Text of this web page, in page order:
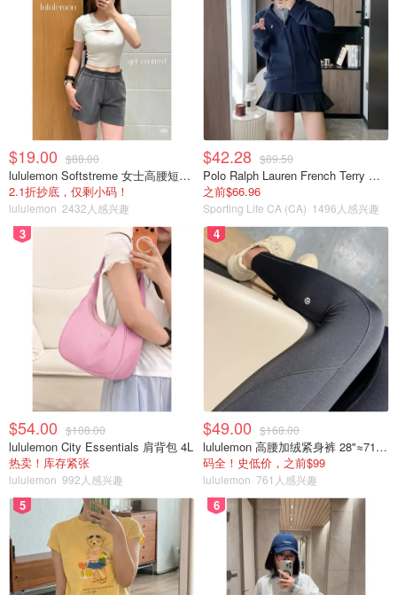
入“多伦多华人报税”微信群交流。最关心哪项变化？欢迎留
言你的报税计划！
narcity.com
加拿大SimpleFile免费报税服务攻略 -
申报时间，3种报税方式详解！
Miability 4617
加拿大8大免费报税软件盘点 - 哪个软
件功能好、操作简单？哪个更适合你
看这一篇就够！
Miability 3.2w
免责声明：本文内容仅为一般性的介绍，不构成任何法律、
公司税务上的意见或建议，不得作为意见或建议以任何形式
被依赖。我们对文中内容不负担任何形式的责任。我们强烈
建议您在有需要时向您的法律和会计顾问咨询。
$19.00 $88.00
lululemon Softstreme 女士高腰短裤 10cm
2.1折抄底，仅剩小码！
lululemon 2432人感兴趣
$42.28 $89.50
Polo Ralph Lauren French Terry 女童连帽卫衣 7-16码
之前$66.96
Sporting Life CA (CA) 1496人感兴趣
3
$54.00 $108.00
lululemon City Essentials 肩背包 4L
热卖！库存紧张
lululemon 992人感兴趣
4
$49.00 $168.00
lululemon 高腰加绒紧身裤 28"≈71cm 5个口袋
码全！史低价，之前$99
lululemon 761人感兴趣
5 6